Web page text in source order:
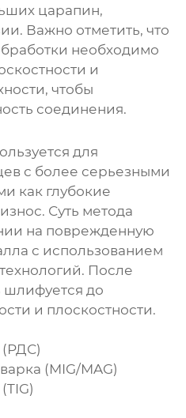
царапин,
Важно отметить, что
необходимо
и
чтобы
соединения.
для
с более серьезными
как глубокие
Суть метода
на поврежденную
с использованием
После
шлифуется до
и плоскостности.
(РДС)
(MIG/MAG)